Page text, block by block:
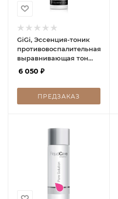
GiGi, Эссенция-тоник
противовоспалительная
выравнивающая тон
кожи, Acnon Spotless
Skin Refresher For oily &
6 050 ₽
ПРЕДЗАКАЗ